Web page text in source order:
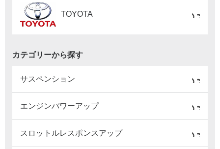
TOYOTA
カテゴリーから探す
サスペンション
エンジンパワーアップ
スロットルレスポンスアップ